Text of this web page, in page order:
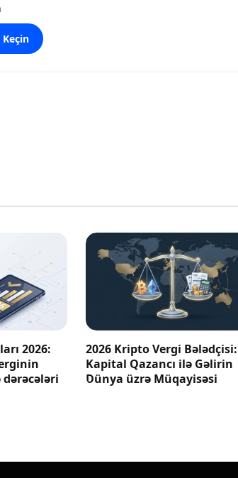
2026:
2026 Kripto Vergi Bələdçisi:
Kapital Qazancı ilə Gəlirin
Dünya üzrə Müqayisəsi